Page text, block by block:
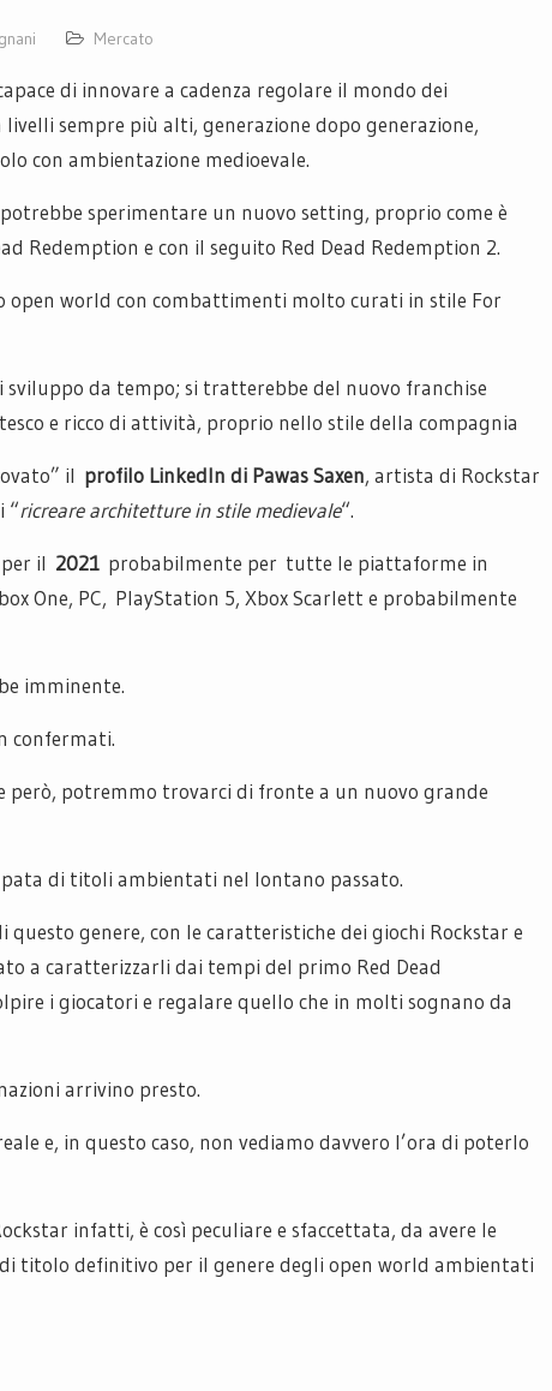
Mercato
di innovare a cadenza regolare il mondo dei
sempre più alti, generazione dopo generazione,
con ambientazione medioevale.
sperimentare un nuovo setting, proprio come è
Redemption e con il seguito Red Dead Redemption 2.
open world con combattimenti molto curati in stile For
sviluppo da tempo; si tratterebbe del nuovo franchise
e ricco di attività, proprio nello stile della compagnia
il profilo LinkedIn di Pawas Saxen, artista di Rockstar
“ricreare architetture in stile medievale“.
il 2021 probabilmente per tutte le piattaforme in
One, PC, PlayStation 5, Xbox Scarlett e probabilmente
imminente.
confermati.
però, potremmo trovarci di fronte a un nuovo grande
di titoli ambientati nel lontano passato.
questo genere, con le caratteristiche dei giochi Rockstar e
a caratterizzarli dai tempi del primo Red Dead
i giocatori e regalare quello che in molti sognano da
arrivino presto.
e, in questo caso, non vediamo davvero l’ora di poterlo
infatti, è così peculiare e sfaccettata, da avere le
titolo definitivo per il genere degli open world ambientati